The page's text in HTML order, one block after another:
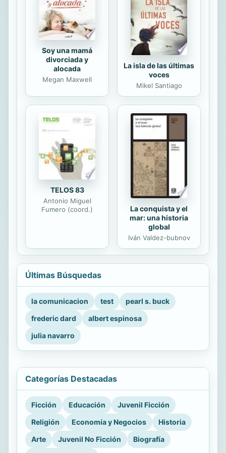
Soy una mamá
divorciada y
alocada
Megan Maxwell
La isla de las últimas
voces
Mikel Santiago
TELOS 83
Antonio Miguel
Fumero (coord.)
La conquista y el
mar: una historia
global
Iván Valdez-bubnov
Últimas Búsquedas
la comunicacion test
pearl s. buck
frederic dard
albert espinosa
julia navarro
Categorías Destacadas
Ficción Educación
Juvenil Ficción
Religión
Economía y Negocios
Historia
Arte
Juvenil No Ficción
Biografía